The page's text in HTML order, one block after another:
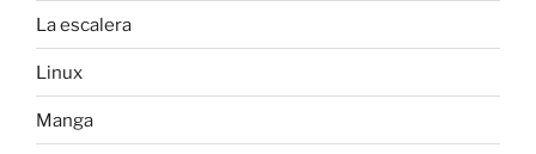
La escalera
Linux
Manga